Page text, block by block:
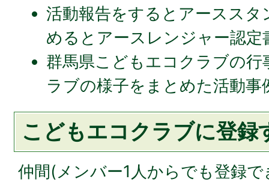
活動報告をするとアースス
めるとアースレンジャー認
群馬県こどもエコクラブの行
ラブの様子をまとめた活動事
こどもエコクラブに登録
仲間(メンバー1人からでも登録